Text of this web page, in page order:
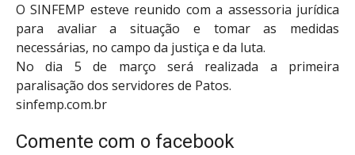
O SINFEMP esteve reunido com a assessoria jurídica
para avaliar a situação e tomar as medidas
necessárias, no campo da justiça e da luta.
No dia 5 de março será realizada a primeira
paralisação dos servidores de Patos.
sinfemp.com.br
Comente com o facebook